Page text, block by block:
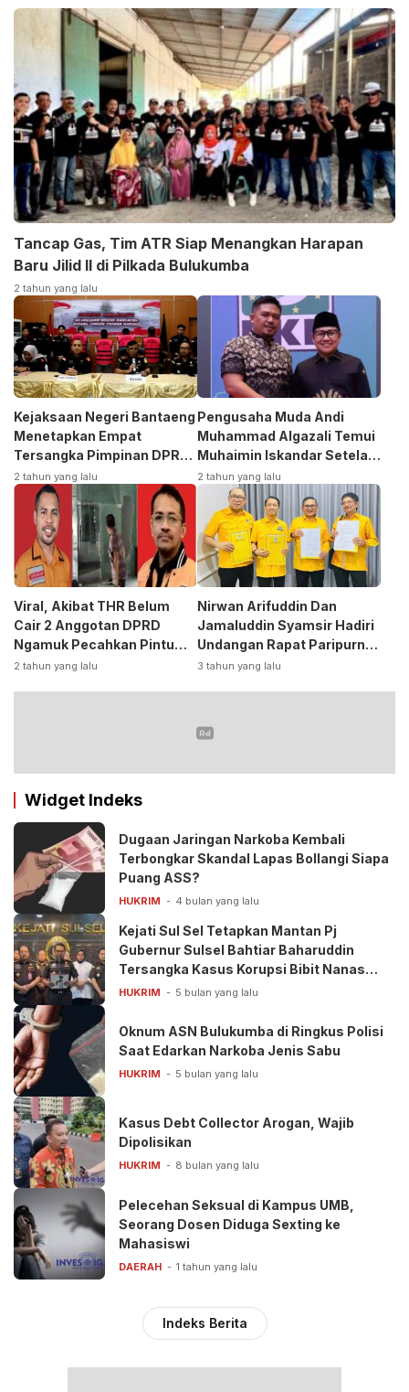
Tancap Gas, Tim ATR Siap Menangkan Harapan
Baru Jilid II di Pilkada Bulukumba
2 tahun yang lalu
Kejaksaan Negeri Bantaeng
Menetapkan Empat
Tersangka Pimpinan DPRD
Kasus Korupsi
2 tahun yang lalu
Pengusaha Muda Andi
Muhammad Algazali Temui
Muhaimin Iskandar Setela
Ambil Formulir Bakal Calon
Bupati ke PKB
2 tahun yang lalu
Viral, Akibat THR Belum
Cair 2 Anggotan DPRD
Ngamuk Pecahkan Pintu
Kaca Kantor
2 tahun yang lalu
Nirwan Arifuddin Dan
Jamaluddin Syamsir Hadiri
Undangan Rapat Paripurna
DPP Partai
3 tahun yang lalu
Widget Indeks
Dugaan Jaringan Narkoba Kembali
Terbongkar Skandal Lapas Bollangi Siapa
Puang ASS?
HUKRIM 4 bulan yang lalu
Kejati Sul Sel Tetapkan Mantan Pj
Gubernur Sulsel Bahtiar Baharuddin
Tersangka Kasus Korupsi Bibit Nanas
Rp50 Miliar
HUKRIM 5 bulan yang lalu
Oknum ASN Bulukumba di Ringkus Polisi
Saat Edarkan Narkoba Jenis Sabu
HUKRIM 5 bulan yang lalu
Kasus Debt Collector Arogan, Wajib
Dipolisikan
HUKRIM 8 bulan yang lalu
Pelecehan Seksual di Kampus UMB,
Seorang Dosen Diduga Sexting ke
Mahasiswi
DAERAH 1 tahun yang lalu
Indeks Berita